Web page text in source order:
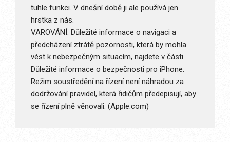
tuhle funkci. V dnešní době ji ale používá jen
hrstka z nás.
VAROVÁNÍ: Důležité informace o navigaci a
předcházení ztrátě pozornosti, která by mohla
vést k nebezpečným situacím, najdete v části
Důležité informace o bezpečnosti pro iPhone.
Režim soustředění na řízení není náhradou za
dodržování pravidel, která řidičům předepisují, aby
se řízení plně věnovali. (Apple.com)